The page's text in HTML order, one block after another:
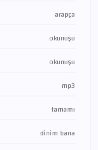
arapça
okunuşu
okunuşu
mp3
tamamı
dinim bana